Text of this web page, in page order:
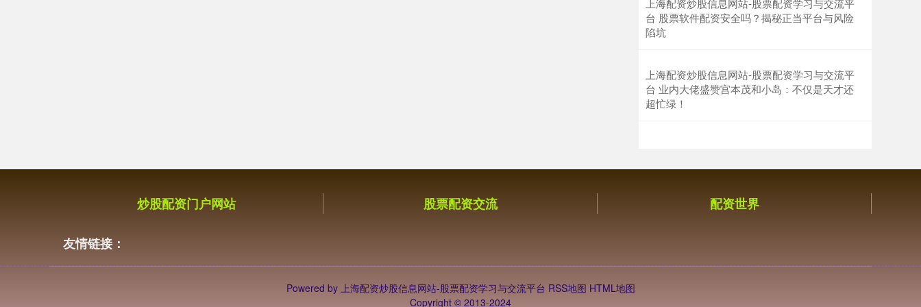
上海配资炒股信息网站-股票配资学习与交流平
台 股票软件配资安全吗？揭秘正当平台与风险
陷坑
上海配资炒股信息网站-股票配资学习与交流平
台 业内大佬盛赞宫本茂和小岛：不仅是天才还
超忙绿！
炒股配资门户网站 股票配资交流 配资世界
友情链接：
Powered by 上海配资炒股信息网站-股票配资学习与交流平台 RSS地图 HTML地图
Copyright © 2013-2024